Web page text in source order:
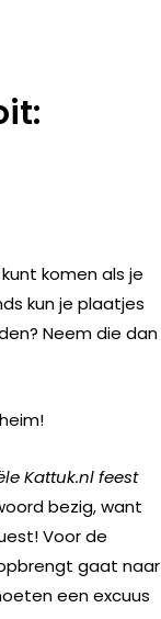
komen als je
kun je plaatjes
Neem die dan
Kattuk.nl feest
bezig, want
Voor de
gaat naar
een excuus